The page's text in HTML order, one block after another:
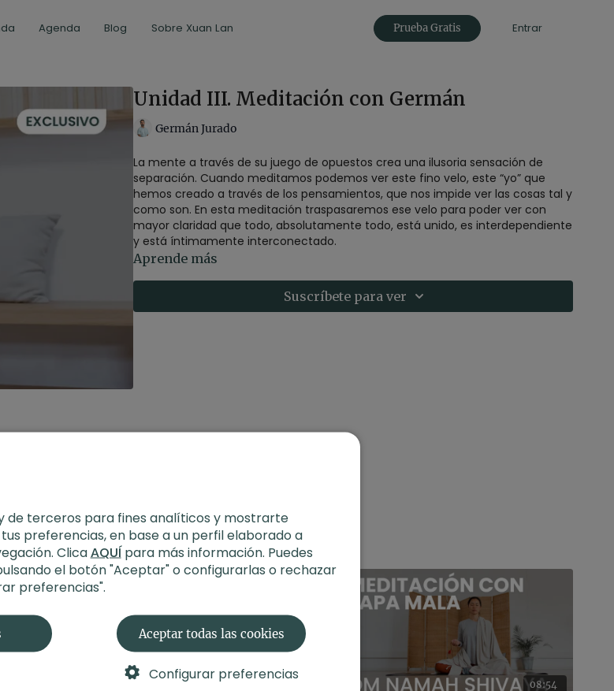
Agenda Blog Sobre Xuan Lan Prueba Gratis Entrar
Unidad III. Meditación con Germán
Germán Jurado
La mente a través de su juego de opuestos crea una ilusoria sensación de
separación. Cuando meditamos podemos ver este fino velo, este “yo” que
hemos creado a través de los pensamientos, que nos impide ver las cosas tal y
como son. En esta meditación traspasaremos ese velo para poder ver con
mayor claridad que todo, absolutamente todo, está unido, es interdependiente
y está íntimamente interconectado.
Aprende más
Suscríbete para ver
08:54
de terceros para fines analíticos y mostrarte
preferencias, en base a un perfil elaborado a
ClicaAQUÍpara más información. Puedes
el botón "Aceptar" o configurarlas o rechazar
preferencias".
Aceptar todas las cookies
Configurar preferencias